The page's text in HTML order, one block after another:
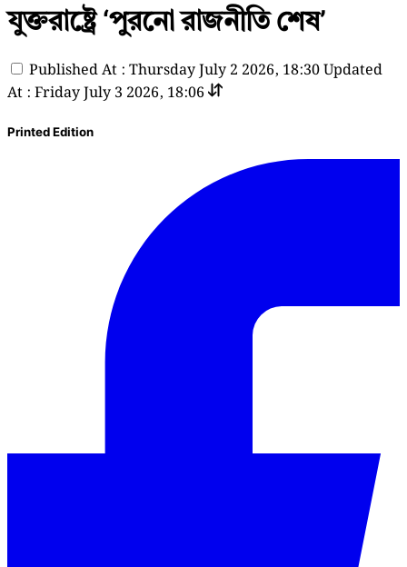
যুক্তরাষ্ট্রে ‘পুরনো রাজনীতি শেষ’
Published At : Thursday July 2 2026, 18:30Updated
At : Friday July 3 2026, 18:06
Printed Edition